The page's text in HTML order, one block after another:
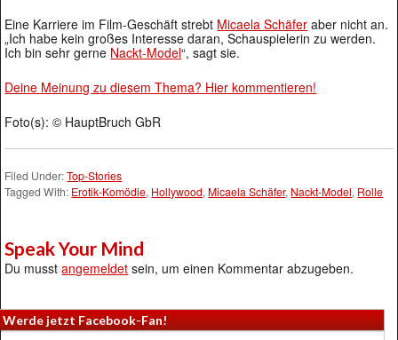
Eine Karriere im Film-Geschäft strebt Micaela Schäfer aber nicht an.
„Ich habe kein großes Interesse daran, Schauspielerin zu werden.
Ich bin sehr gerne Nackt-Model“, sagt sie.
Deine Meinung zu diesem Thema? Hier kommentieren!
Foto(s): © HauptBruch GbR
Filed Under:Top-Stories
Tagged With: Erotik-Komödie, Hollywood, Micaela Schäfer, Nackt-Model, Rolle
Speak Your Mind
Du musstangemeldet sein, um einen Kommentar abzugeben.
Werde jetzt Facebook-Fan!